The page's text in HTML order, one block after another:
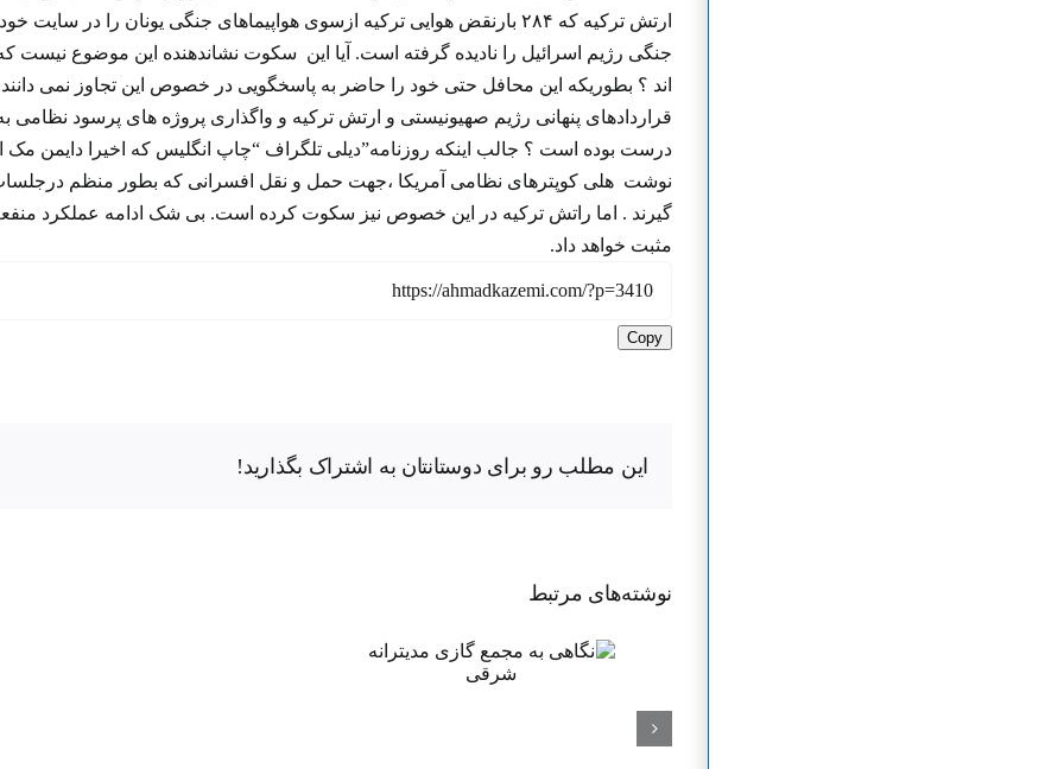
ارتش ترکیه که ۲۸۴ بارنقض هوایی ترکیه ازسوی هواپیماهای جنگی یونان را
جنگی رژیم اسرائیل را نادیده گرفته است. آیا این سکوت نشاندهنده این موضوع نیست
اند ؟ بطوریکه این محافل حتی خود را حاضر به پاسخگویی در خصوص این تجاوز نمی
قراردادهای پنهانی رژیم صهیونیستی و ارتش ترکیه و واگذاری پروژه های پرسود نظامی
درست بوده است ؟ جالب اینکه روزنامه”دیلی تلگراف “چاپ انگلیس که اخیرا دایمن مک
نوشت هلی کوپترهای نظامی آمریکا ،جهت حمل و نقل افسرانی که بطور منظم
گیرند . اما راتش ترکیه در این خصوص نیز سکوت کرده است. بی شک ادامه عملکرد
مثبت خواهد داد.
Copy
این مطلب رو برای دوستانتان به اشتراک بگذارید!
نوشته‌‌های مرتبط